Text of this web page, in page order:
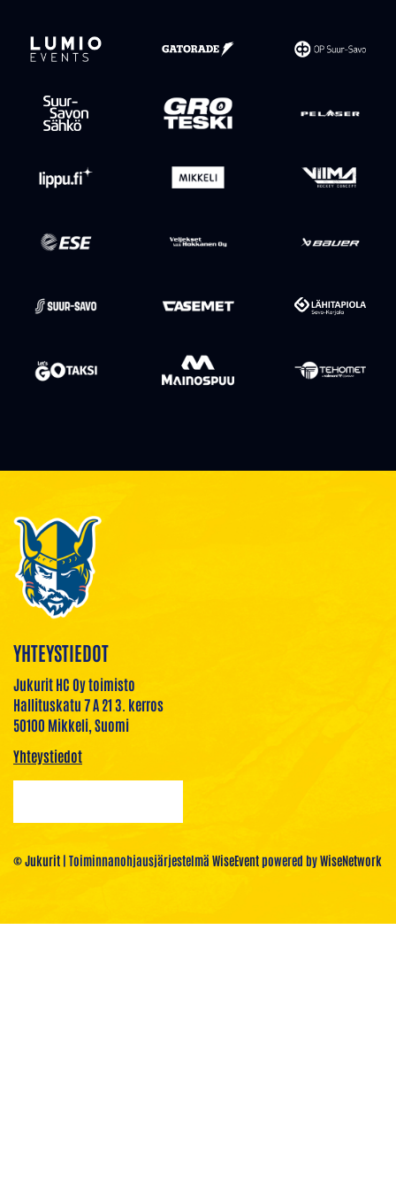
YHTEYSTIEDOT
Jukurit HC Oy toimisto
Hallituskatu 7 A 21 3. kerros
50100 Mikkeli, Suomi
Yhteystiedot
© Jukurit | Toiminnanohjausjärjestelmä WiseEventpowered byWiseNetwork